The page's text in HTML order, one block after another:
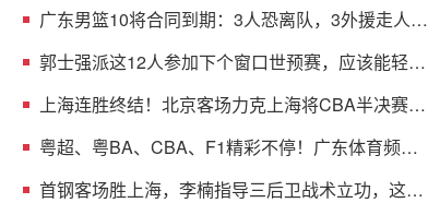
广东男篮10将合同到期：3人恐离队，3外援走人，
郭士强派这12人参加下个窗口世预赛，应该能轻松
上海连胜终结！北京客场力克上海将CBA半决赛大
粤超、粤BA、CBA、F1精彩不停！广东体育频道
首钢客场胜上海，李楠指导三后卫战术立功，这阵